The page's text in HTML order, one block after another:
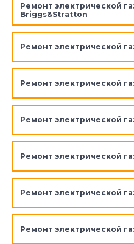
Ремонт электрической
Briggs&Stratton
Ремонт электрической
Ремонт электрической
Ремонт электрической
Ремонт электрической
Ремонт электрической
Ремонт электрической